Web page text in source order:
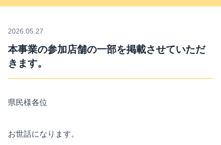
2026.05.27
本事業の参加店舗の一部を掲載させていただ
きます。
県民様各位
お世話になります。